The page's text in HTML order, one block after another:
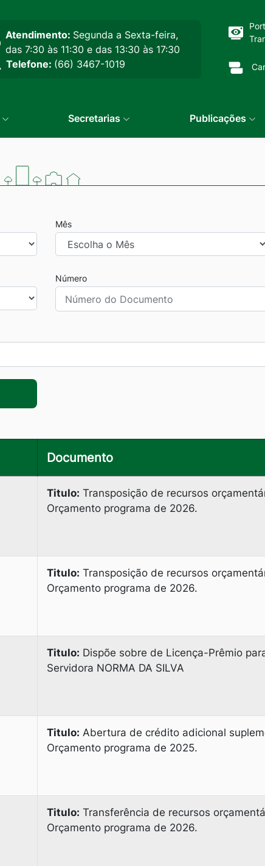
Atendimento: Segunda a Sexta-feira,
das 7:30 às 11:30 e das 13:30 às 17:30
Telefone: (66) 3467-1019
Secretarias Publicações
Mês
Número
Documento
Titulo: Transposição de recursos
Orçamento programa de 2026.
Titulo: Transposição de recursos
Orçamento programa de 2026.
Titulo: Dispõe sobre de Licença-Prêmio
Servidora NORMA DA SILVA
Titulo: Abertura de crédito adicional
Orçamento programa de 2025.
Titulo: Transferência de recursos
Orçamento programa de 2026.